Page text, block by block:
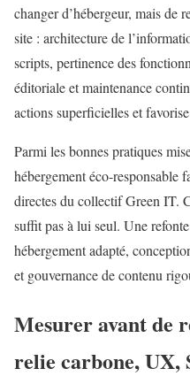
changer d’hébergeur, mais de
site : architecture de
scripts, pertinence des
éditoriale et maintenance
actions superficielles et
Parmi les bonnes pratiques
hébergement éco-responsable
directes du collectif Green IT.
suffit pas à lui seul. Une
hébergement adapté,
et gouvernance de contenu
Mesurer avant de
relie carbone, UX,